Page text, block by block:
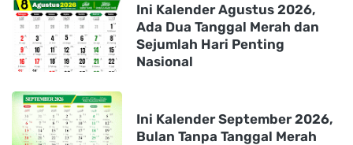
Ini Kalender Agustus 2026,
Ada Dua Tanggal Merah dan
Sejumlah Hari Penting
Nasional
Ini Kalender September 2026,
Bulan Tanpa Tanggal Merah